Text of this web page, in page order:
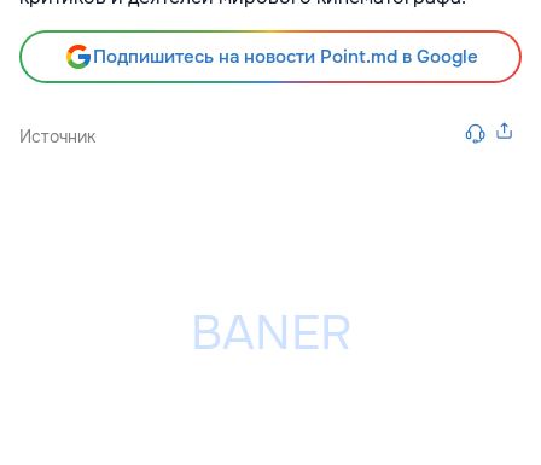
Подпишитесь на новости Point.md в Google
Источник